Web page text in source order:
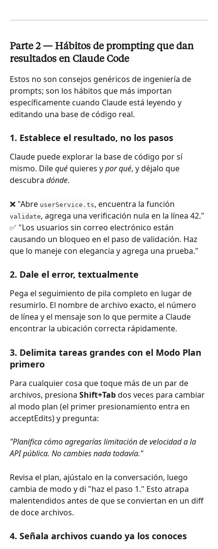
Parte 2 — Hábitos de prompting que dan
resultados en Claude Code
Estos no son consejos genéricos de ingeniería de
prompts; son los hábitos que más importan
específicamente cuando Claude está leyendo y
editando una base de código real.
1. Establece el resultado, no los pasos
Claude puede explorar la base de código por sí
mismo. Dile qué quieres y por qué, y déjalo que
descubra dónde.
❌ "Abre userService.ts, encuentra la función
validate, agrega una verificación nula en la línea 42."
✅ "Los usuarios sin correo electrónico están
causando un bloqueo en el paso de validación. Haz
que lo maneje con elegancia y agrega una prueba."
2. Dale el error, textualmente
Pega el seguimiento de pila completo en lugar de
resumirlo. El nombre de archivo exacto, el número
de línea y el mensaje son lo que permite a Claude
encontrar la ubicación correcta rápidamente.
3. Delimita tareas grandes con el Modo Plan
primero
Para cualquier cosa que toque más de un par de
archivos, presiona Shift+Tab dos veces para cambiar
al modo plan (el primer presionamiento entra en
acceptEdits) y pregunta:
"Planifica cómo agregarías limitación de velocidad a la
API pública. No cambies nada todavía."
Revisa el plan, ajústalo en la conversación, luego
cambia de modo y di "haz el paso 1." Esto atrapa
malentendidos antes de que se conviertan en un diff
de doce archivos.
4. Señala archivos cuando ya los conoces